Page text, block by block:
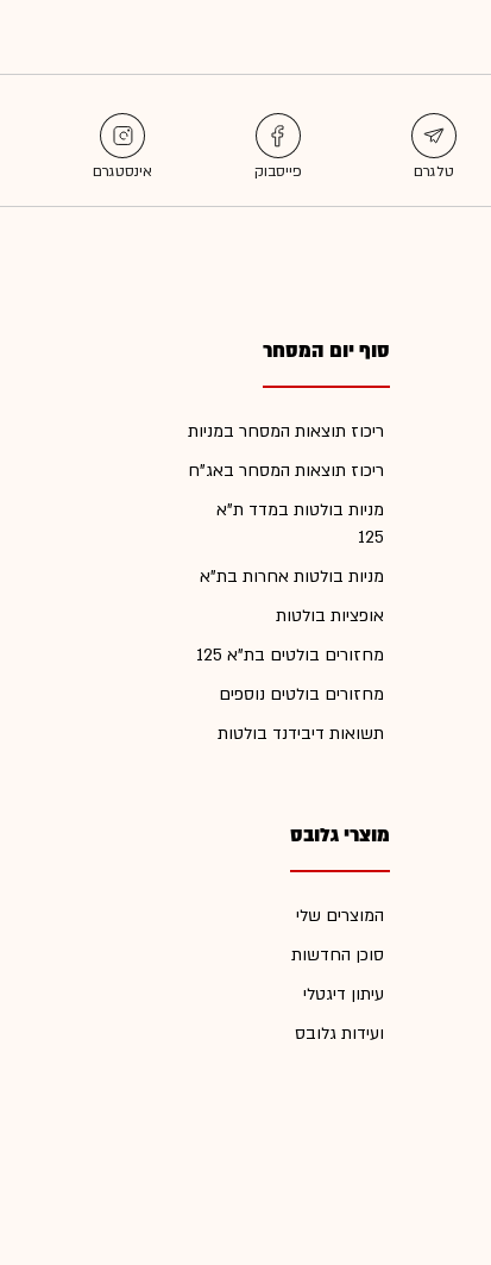
סוף יום המסחר
ריכוז תוצאות המסחר במניות
ריכוז תוצאות המסחר באג"ח
מניות בולטות במדד ת"א
125
מניות בולטות אחרות בת"א
אופציות בולטות
מחזורים בולטים בת"א 125
מחזורים בולטים נוספים
תשואות דיבידנד בולטות
מוצרי גלובס
המוצרים שלי
סוכן החדשות
עיתון דיגטלי
ועידות גלובס